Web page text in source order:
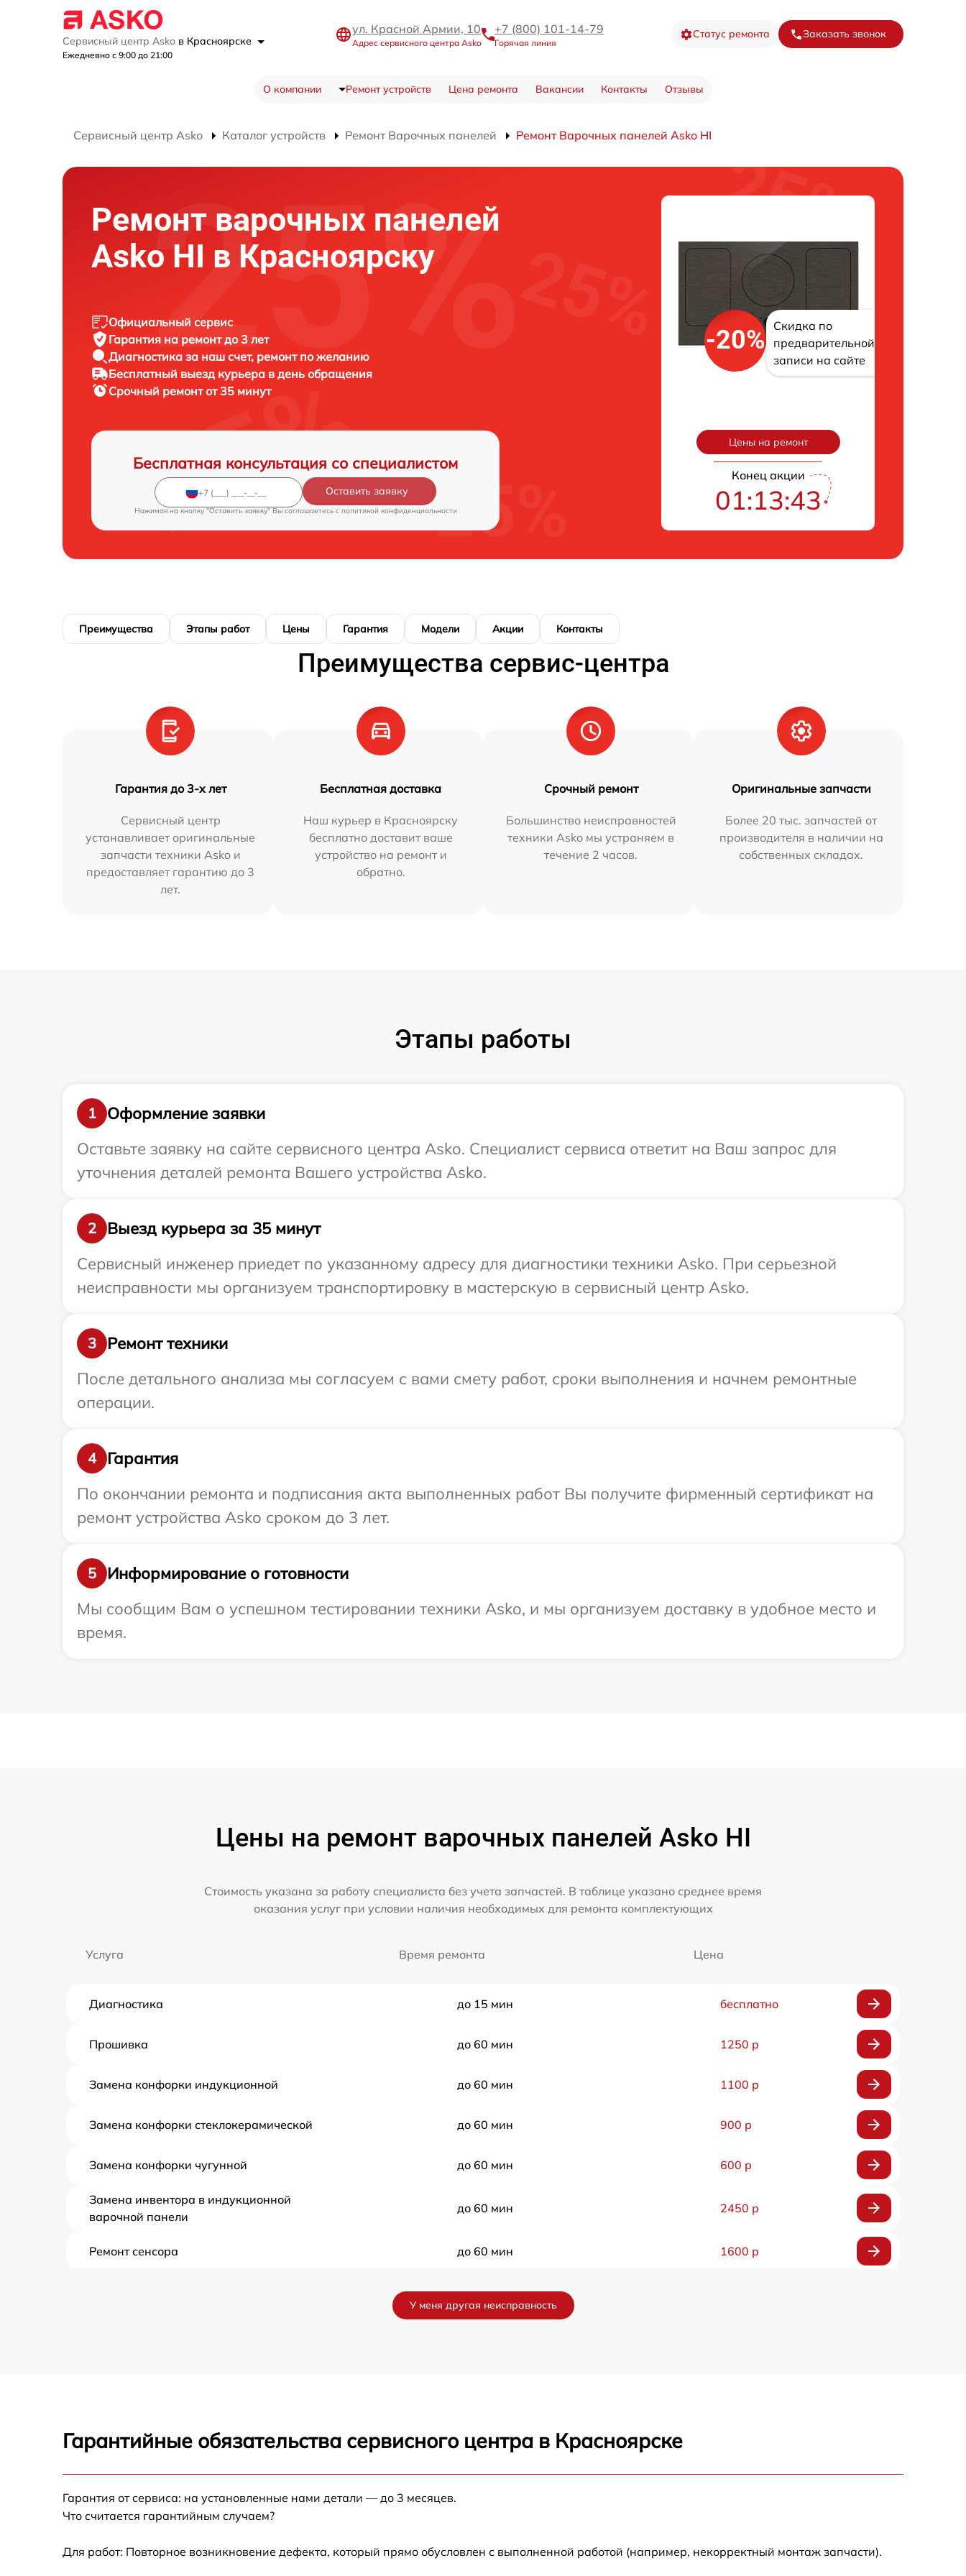
Сервисный центр Asko в Красноярске
Ежедневно с 9:00 до 21:00
ул. Красной Армии, 10
Адрес сервисного центра Asko
+7 (800) 101-14-79
Горячая линия
Статус ремонта Заказать звонок
О компании Ремонт устройств Цена ремонта Вакансии Контакты Отзывы
Сервисный центр Asko Каталог устройств Ремонт Варочных панелей Ремонт Варочных панелей Asko HI
Ремонт варочных панелей
Asko HI в Красноярску
Официальный сервис
Гарантия на ремонт до 3 лет
Диагностика за наш счет, ремонт по желанию
Бесплатный выезд курьера в день обращения
Срочный ремонт от 35 минут
Бесплатная консультация со специалистом
Оставить заявку
Нажимая на кнопку "Оставить заявку" Вы соглашаетесь c политикой конфиденциальности
-20%
Скидка по
предварительной
записи на сайте
Цены на ремонт
Конец акции
01:13:42
Преимущества Этапы работ Цены Гарантия Модели Акции Контакты
Преимущества сервис-центра
Гарантия до 3-х лет
Сервисный центр
устанавливает оригинальные
запчасти техники Asko и
предоставляет гарантию до 3
лет.
Бесплатная доставка
Наш курьер в Красноярску
бесплатно доставит ваше
устройство на ремонт и
обратно.
Срочный ремонт
Большинство неисправностей
техники Asko мы устраняем в
течение 2 часов.
Оригинальные запчасти
Более 20 тыс. запчастей от
производителя в наличии на
собственных складах.
Этапы работы
1
Оформление заявки
Оставьте заявку на сайте сервисного центра Asko. Специалист сервиса ответит на Ваш запрос для
уточнения деталей ремонта Вашего устройства Asko.
2
Выезд курьера за 35 минут
Сервисный инженер приедет по указанному адресу для диагностики техники Asko. При серьезной
неисправности мы организуем транспортировку в мастерскую в сервисный центр Asko.
3
Ремонт техники
После детального анализа мы согласуем с вами смету работ, сроки выполнения и начнем ремонтные
операции.
4
Гарантия
По окончании ремонта и подписания акта выполненных работ Вы получите фирменный сертификат на
ремонт устройства Asko сроком до 3 лет.
5
Информирование о готовности
Мы сообщим Вам о успешном тестировании техники Asko, и мы организуем доставку в удобное место и
время.
Цены на ремонт варочных панелей Asko HI
Стоимость указана за работу специалиста без учета запчастей. В таблице указано среднее время
оказания услуг при условии наличия необходимых для ремонта комплектующих
Услуга Время ремонта Цена
Диагностика до 15 мин бесплатно
Прошивка до 60 мин 1250 р
Замена конфорки индукционной до 60 мин 1100 р
Замена конфорки стеклокерамической до 60 мин 900 р
Замена конфорки чугунной до 60 мин 600 р
Замена инвентора в индукционной
варочной панели
до 60 мин 2450 р
Ремонт сенсора до 60 мин 1600 р
до 60 мин
Замена сенсора до 60 мин
У меня другая неисправность
Гарантийные обязательства сервисного центра в Красноярске
Гарантия от сервиса: на установленные нами детали — до 3 месяцев.
Что считается гарантийным случаем?
Для работ: Повторное возникновение дефекта, который прямо обусловлен с выполненной работой (например, некорректный монтаж запчасти).